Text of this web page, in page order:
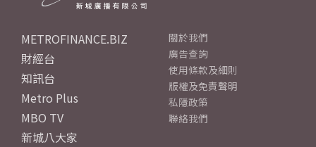
METROFINANCE.BIZ
財經台
知訊台
Metro Plus
MBO TV
新城八大家
關於我們
廣告查詢
使用條款及細則
版權及免責聲明
私隱政策
聯絡我們